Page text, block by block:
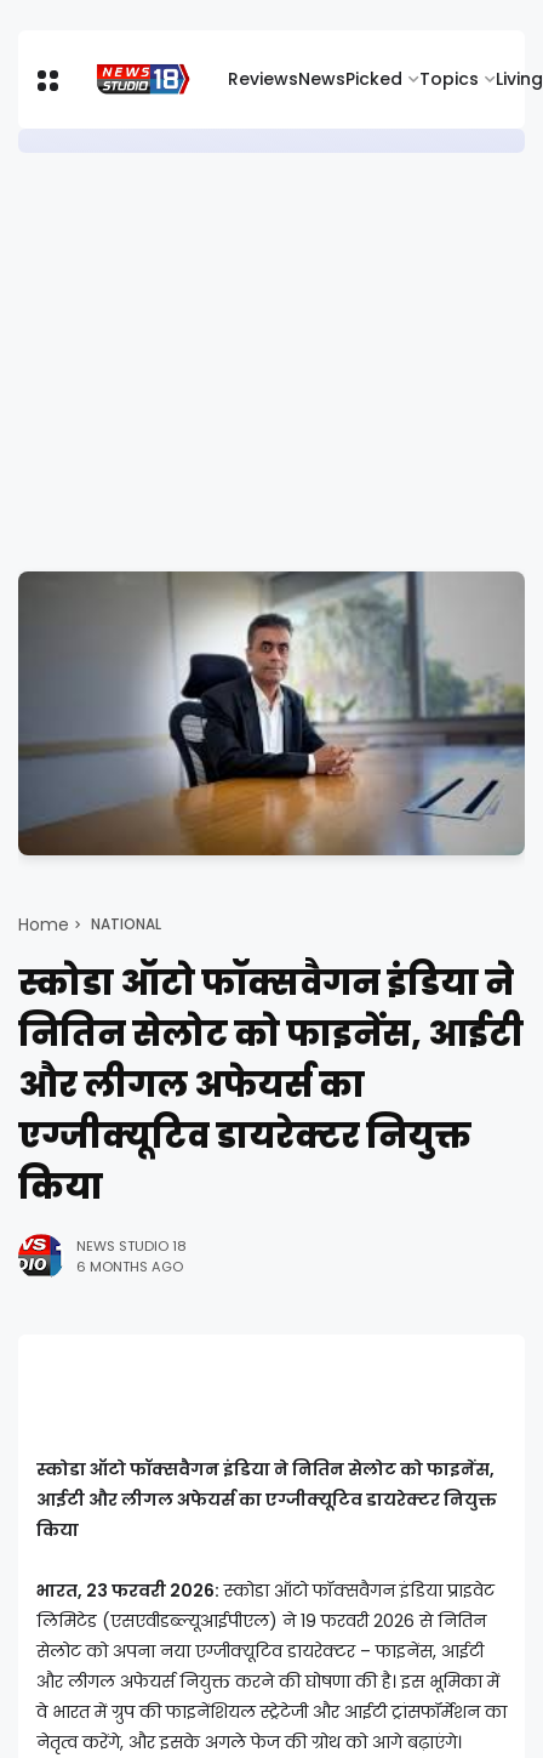
ReviewsNewsPicked Topics Living
Home NATIONAL
स्कोडा ऑटो फॉक्सवैगन इंडिया ने
नितिन सेलोट को फाइनेंस, आईटी
और लीगल अफेयर्स का
एग्जीक्यूटिव डायरेक्टर नियुक्त
किया
NEWS STUDIO 18
6 MONTHS AGO
स्कोडा ऑटो फॉक्सवैगन इंडिया ने नितिन सेलोट को फाइनेंस,
आईटी और लीगल अफेयर्स का एग्जीक्यूटिव डायरेक्टर नियुक्त
किया
भारत, 23 फरवरी 2026: स्कोडा ऑटो फॉक्सवैगन इंडिया प्राइवेट
लिमिटेड (एसएवीडब्ल्यूआईपीएल) ने 19 फरवरी 2026 से नितिन
सेलोट को अपना नया एग्जीक्यूटिव डायरेक्टर – फाइनेंस, आईटी
और लीगल अफेयर्स नियुक्त करने की घोषणा की है। इस भूमिका में
वे भारत में ग्रुप की फाइनेंशियल स्ट्रेटेजी और आईटी ट्रांसफॉर्मेशन का
नेतृत्व करेंगे, और इसके अगले फेज की ग्रोथ को आगे बढ़ाएंगे।